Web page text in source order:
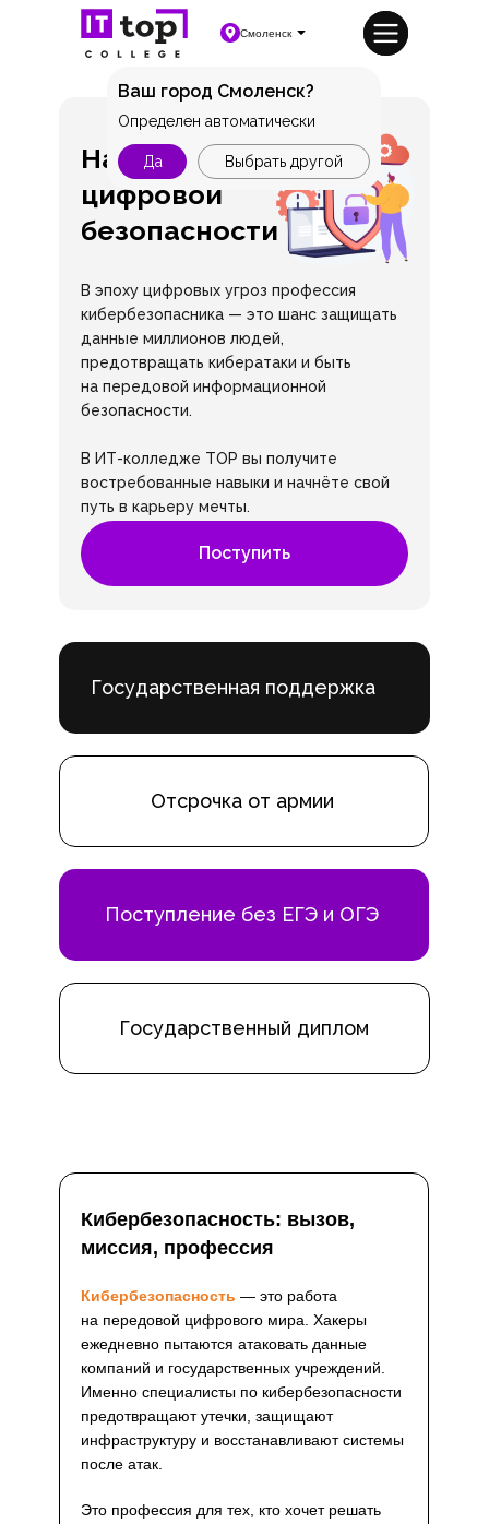
Смоленск
Ваш город Смоленск?
Да Выбрать другой
Определен автоматически
В эпоху цифровых угроз профессия
кибербезопасника — это шанс защищать
данные миллионов людей,
предотвращать кибератаки и быть
на передовой информационной
безопасности.
В ИТ-колледже TOP вы получите
востребованные навыки и начнёте свой
путь в карьеру мечты.
На страже
цифровой
безопасности
Поступить
Государственный диплом
Отсрочка от армии
Государственная поддержка
Поступление без ЕГЭ и ОГЭ
Кибербезопасность: вызов,
миссия, профессия
Кибербезопасность — это работа
на передовой цифрового мира. Хакеры
ежедневно пытаются атаковать данные
компаний и государственных учреждений.
Именно специалисты по кибербезопасности
предотвращают утечки, защищают
инфраструктуру и восстанавливают системы
после атак.
Это профессия для тех, кто хочет решать